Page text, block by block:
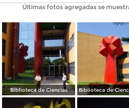
Últimas fotos agregadas se
Biblioteca de Ciencias